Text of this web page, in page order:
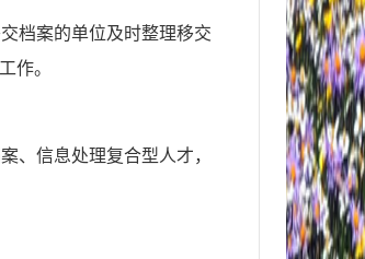
档案的单位及时整理移交
作。
、信息处理复合型人才，